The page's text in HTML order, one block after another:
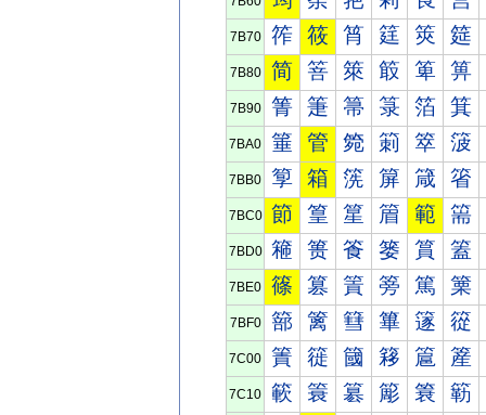
7B70 筰 筱 筲 筳 筴 筵
7B80 简 箁 箂 箃 箄 箅
7B90 箐 箑 箒 箓 箔 箕
7BA0 箠 管 箢 箣 箤 箥
7BB0 箰 箱 箲 箳 箴 箵
7BC0 節 篁 篂 篃 範 篅
7BD0 篐 篑 篒 篓 篔 篕
7BE0 篠 篡 篢 篣 篤 篥
7BF0 篰 篱 篲 篳 篴 篵
7C00 簀 簁 簂 簃 簄 簅
7C10 簐 簑 簒 簓 簔 簕